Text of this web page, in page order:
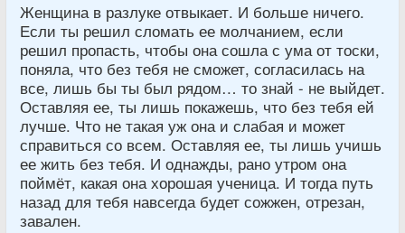
Женщина в разлуке отвыкает. И больше ничего.
Если ты решил сломать ее молчанием, если
решил пропасть, чтобы она сошла с ума от тоски,
поняла, что без тебя не сможет, согласилась на
все, лишь бы ты был рядом… то знай - не выйдет.
Оставляя ее, ты лишь покажешь, что без тебя ей
лучше. Что не такая уж она и слабая и может
справиться со всем. Оставляя ее, ты лишь учишь
ее жить без тебя. И однажды, рано утром она
поймёт, какая она хорошая ученица. И тогда путь
назад для тебя навсегда будет сожжен, отрезан,
завален.